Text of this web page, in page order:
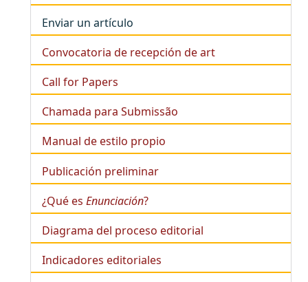
Enviar un artículo
Convocatoria de recepción de art
Call for Papers
Chamada para Submissão
Manual de estilo propio
Publicación preliminar
¿Qué es Enunciación?
Diagrama del proceso editorial
Indicadores editoriales